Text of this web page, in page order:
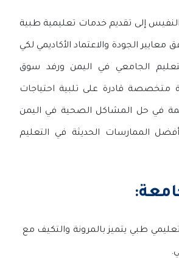
إلى تقديم خدمات تعليمية طبية
معايير الجودة والاعتماد الأكاديمي لكي
الجامعي في اليمن ورفد سوق
متخصصة قادرة على تلبية احتياجات
في حل المشاكل الصحية في اليمن
الممارسات الحديثة في التعليم
طبي يتميز بالمرونة والتكيف مع